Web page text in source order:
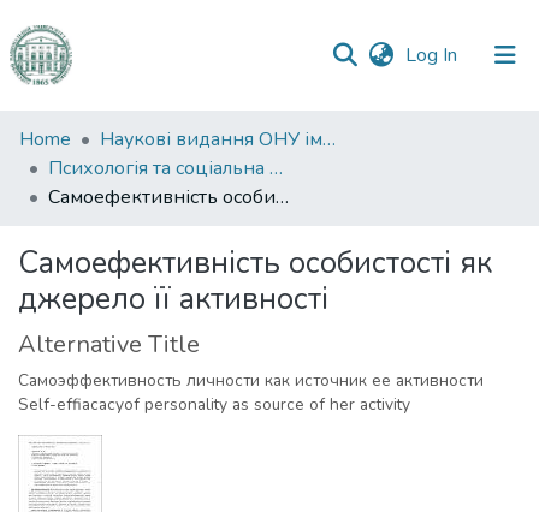
Log In (current)
Communities
&
Collections
Statistics
Home
Наукові видання ОНУ імені І. І. Мечникова
Психологія та соціальна робота
Самоефективність особистості як джерело її активності
Самоефективність особистості як
джерело її активності
Alternative Title
Самоэффективность личности как источник ее активности
Self-effiacacyof personality as source of her activity